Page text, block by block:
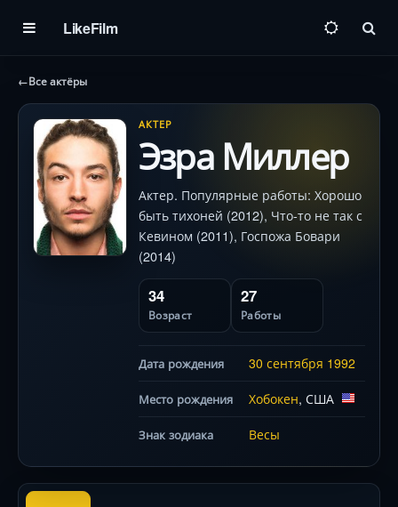
LikeFilm
←Все актёры
АКТЕР
Эзра Миллер
Актер. Популярные работы: Хорошо
быть тихоней (2012), Что-то не так с
Кевином (2011), Госпожа Бовари
(2014)
34
Возраст
27
Работы
Дата рождения 30 сентября 1992
Место рождения Хобокен, США
Знак зодиака Весы